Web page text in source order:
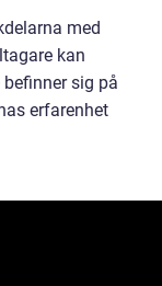
med
kan
sig på
erfarenhet